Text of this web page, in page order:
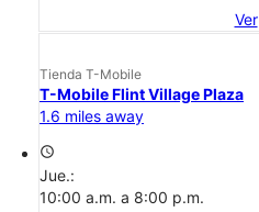
Ver
Tienda T-Mobile
T-Mobile Flint Village Plaza
1.6 miles away
access_time
Jue.:
10:00 a.m. a 8:00 p.m.